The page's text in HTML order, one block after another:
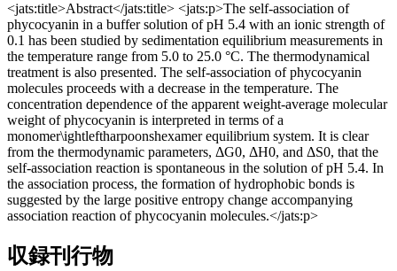
<jats:title>Abstract</jats:title> <jats:p>The self-association of
phycocyanin in a buffer solution of pH 5.4 with an ionic strength of
0.1 has been studied by sedimentation equilibrium measurements in
the temperature range from 5.0 to 25.0 °C. The thermodynamical
treatment is also presented. The self-association of phycocyanin
molecules proceeds with a decrease in the temperature. The
concentration dependence of the apparent weight-average molecular
weight of phycocyanin is interpreted in terms of a
monomer\ightleftharpoonshexamer equilibrium system. It is clear
from the thermodynamic parameters, ΔG0, ΔH0, and ΔS0, that the
self-association reaction is spontaneous in the solution of pH 5.4. In
the association process, the formation of hydrophobic bonds is
suggested by the large positive entropy change accompanying
association reaction of phycocyanin molecules.</jats:p>
収録刊行物